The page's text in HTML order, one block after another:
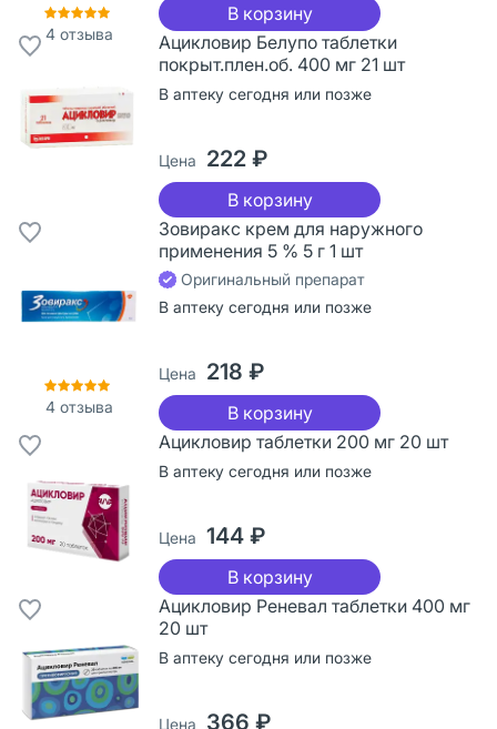
4отзыва
В корзину
Ацикловир Белупо таблетки
покрыт.плен.об. 400 мг 21 шт
В аптеку сегодня или позже
Цена 222 ₽
В корзину
4отзыва
Зовиракс крем для наружного
применения 5 % 5 г 1 шт
Оригинальный препарат
В аптеку сегодня или позже
Цена 218 ₽
В корзину
Ацикловир таблетки 200 мг 20 шт
В аптеку сегодня или позже
Цена 144 ₽
В корзину
Ацикловир Реневал таблетки 400 мг
20 шт
В аптеку сегодня или позже
Цена 366 ₽